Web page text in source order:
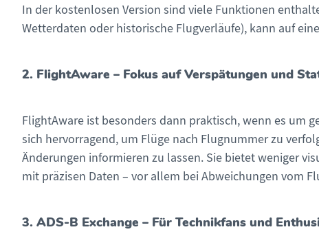
In der kostenlosen Version sind viele Funktionen
Wetterdaten oder historische Flugverläufe), kann auf
2. FlightAware – Fokus auf Verspätungen und
FlightAware ist besonders dann praktisch, wenn es um
sich hervorragend, um Flüge nach Flugnummer zu
Änderungen informieren zu lassen. Sie bietet weniger
mit präzisen Daten – vor allem bei Abweichungen vom
3. ADS-B Exchange – Für Technikfans und